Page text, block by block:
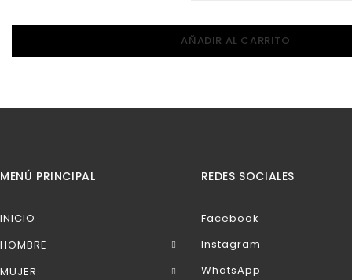
AÑADIR AL CARRITO
MENÚ PRINCIPAL
INICIO
HOMBRE
MUJER
REDES SOCIALES
Facebook
Instagram
WhatsApp